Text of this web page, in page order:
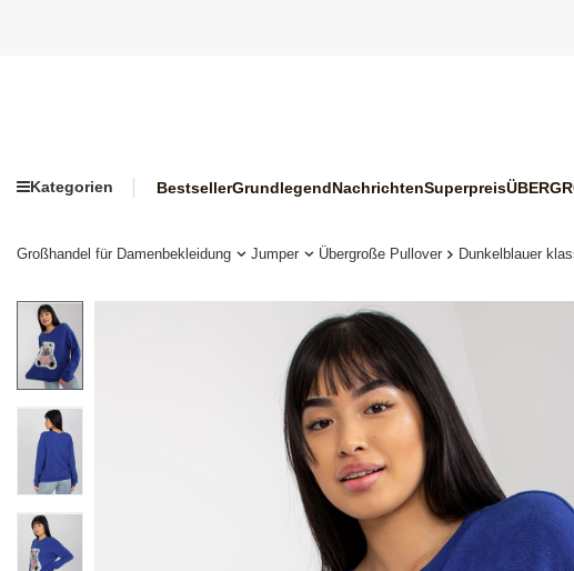
Kategorien BestsellerGrundlegendNachrichtenSuperpreis
Großhandel für Damenbekleidung Jumper Übergroße Pullover Dunkelblauer